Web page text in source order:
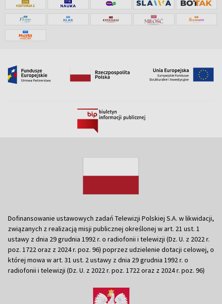
Dofinansowanie ustawowych zadań Telewizji Polskiej S.A. w likwidacji,
związanych z realizacją misji publicznej określonej w art. 21 ust. 1
ustawy z dnia 29 grudnia 1992 r. o radiofonii i telewizji (Dz. U. z 2022 r.
poz. 1722 oraz z 2024 r. poz. 96) poprzez udzielenie dotacji celowej, o
której mowa w art. 31 ust. 2 ustawy z dnia 29 grudnia 1992 r. o
radiofonii i telewizji (Dz. U. z 2022 r. poz. 1722 oraz z 2024 r. poz. 96)